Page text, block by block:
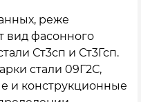
реже
вид фасонного
Ст3сп и Ст3Гсп.
стали 09Г2С,
и конструкционные